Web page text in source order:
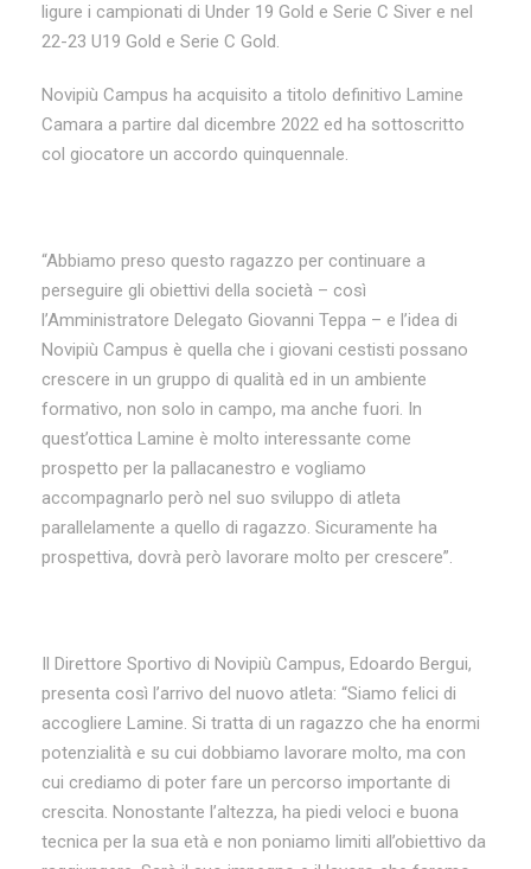
ligure i campionati di Under 19 Gold e Serie C Siver e nel
22-23 U19 Gold e Serie C Gold.
Novipiù Campus ha acquisito a titolo definitivo Lamine
Camara a partire dal dicembre 2022 ed ha sottoscritto
col giocatore un accordo quinquennale.
“Abbiamo preso questo ragazzo per continuare a
perseguire gli obiettivi della società – così
l’Amministratore Delegato Giovanni Teppa – e l’idea di
Novipiù Campus è quella che i giovani cestisti possano
crescere in un gruppo di qualità ed in un ambiente
formativo, non solo in campo, ma anche fuori. In
quest’ottica Lamine è molto interessante come
prospetto per la pallacanestro e vogliamo
accompagnarlo però nel suo sviluppo di atleta
parallelamente a quello di ragazzo. Sicuramente ha
prospettiva, dovrà però lavorare molto per crescere”.
Il Direttore Sportivo di Novipiù Campus, Edoardo Bergui,
presenta così l’arrivo del nuovo atleta: “Siamo felici di
accogliere Lamine. Si tratta di un ragazzo che ha enormi
potenzialità e su cui dobbiamo lavorare molto, ma con
cui crediamo di poter fare un percorso importante di
crescita. Nonostante l’altezza, ha piedi veloci e buona
tecnica per la sua età e non poniamo limiti all’obiettivo da